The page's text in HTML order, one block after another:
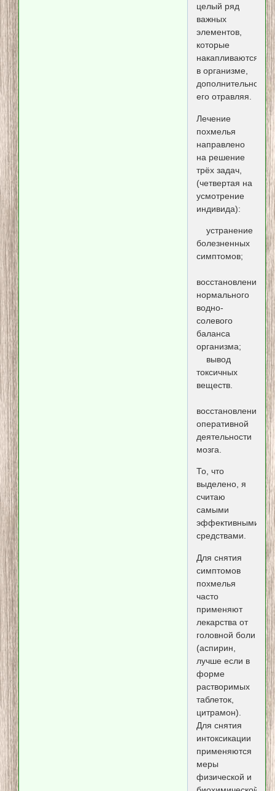
целый ряд
важных
элементов,
которые
накапливаются
в организме,
дополнительно
его отравляя.
Лечение
похмелья
направлено
на решение
трёх задач,
(четвертая на
усмотрение
индивида):
устранение
болезненных
симптомов;
восстановление
нормального
водно-
солевого
баланса
организма;
вывод
токсичных
веществ.
восстановление
оперативной
деятельности
мозга.
То, что
выделено, я
считаю
самыми
эффективными
средствами.
Для снятия
симптомов
похмелья
часто
применяют
лекарства от
головной боли
(аспирин,
лучше если в
форме
растворимых
таблеток,
цитрамон).
Для снятия
интоксикации
применяются
меры
физической и